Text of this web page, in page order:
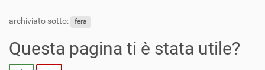
archiviato sotto: fera
Questa pagina ti è stata utile?